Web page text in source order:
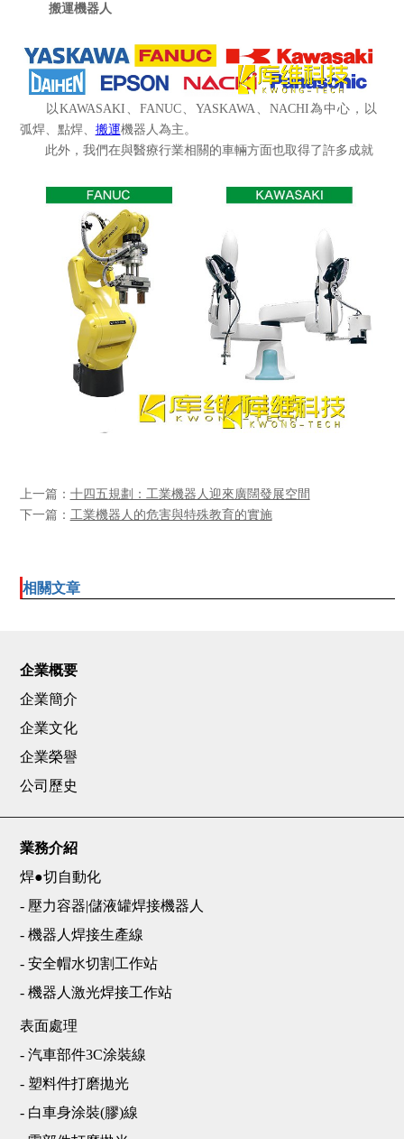
搬運機器人
以KAWASAKI、FANUC、YASKAWA、NACHI為中心，以
弧焊、點焊、 搬運機器人為主。
此外，我們在與醫療行業相關的車輛方面也取得了許多成就
上一篇： 十四五規劃：工業機器人迎來廣闊發展空間
下一篇： 工業機器人的危害與特殊教育的實施
相關文章
企業概要
企業簡介
企業文化
企業榮譽
公司歷史
業務介紹
焊●切自動化
- 壓力容器|儲液罐焊接機器人
- 機器人焊接生產線
- 安全帽水切割工作站
- 機器人激光焊接工作站
表面處理
- 汽車部件3C涂裝線
- 塑料件打磨拋光
- 白車身涂裝(膠)線